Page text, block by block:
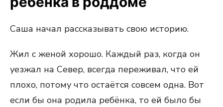
Саша начал рассказывать свою историю.
Жил с женой хорошо. Каждый раз, когда он
уезжал на Север, всегда переживал, что ей
плохо, потому что остаётся совсем одна. Вот
если бы она родила ребёнка, то ей было бы